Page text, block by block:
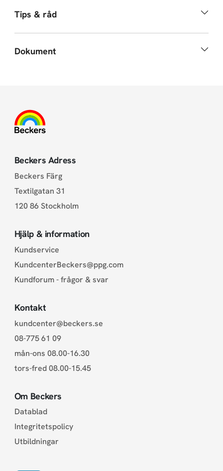
Tips & råd
Dokument
Beckers Adress
Beckers Färg
Textilgatan 31
120 86 Stockholm
Hjälp & information
Kundservice
KundcenterBeckers@ppg.com
Kundforum - frågor & svar
Kontakt
kundcenter@beckers.se
08-775 61 09
mån-ons 08.00-16.30
tors-fred 08.00-15.45
Om Beckers
Datablad
Integritetspolicy
Utbildningar